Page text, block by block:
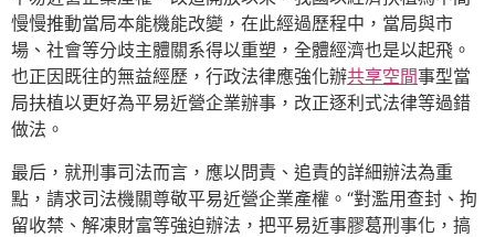
慢慢推動當局本能機能改變，在此經過歷程中，當局與市
場、社會等分歧主體關系得以重塑，全體經濟也是以起飛。
也正因既往的無益經歷，行政法律應強化辦共享空間事型當
局扶植以更好為平易近營企業辦事，改正逐利式法律等過錯
做法。
最后，就刑事司法而言，應以問責、追責的詳細辦法為重
點，請求司法機關尊敬平易近營企業產權。“對濫用查封、拘
留收禁、解凍財富等強迫辦法，把平易近事膠葛刑事化，搞